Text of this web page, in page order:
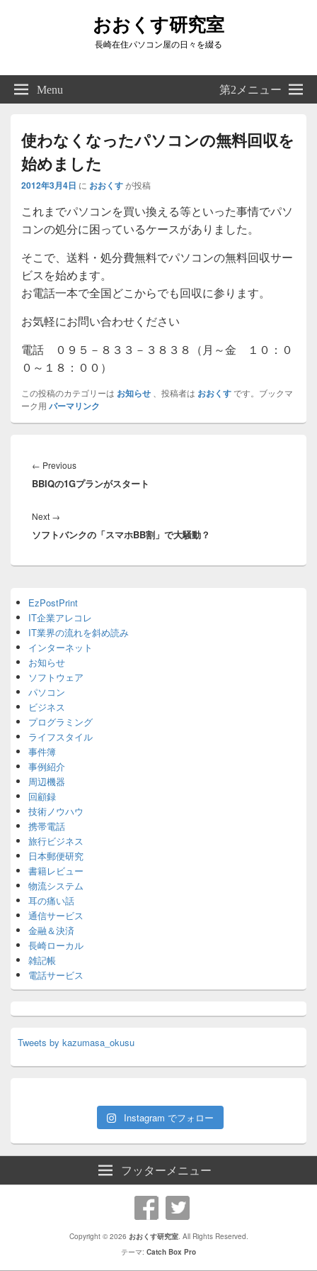
おおくす研究室
長崎在住パソコン屋の日々を綴る
Right
Sidebar
Widget
Menu 第2メニュー
使わなくなったパソコンの無料回収を
始めました
2012年3月4日 に おおくすが投稿
これまでパソコンを買い換える等といった事情でパソ
コンの処分に困っているケースがありました。
そこで、送料・処分費無料でパソコンの無料回収サー
ビスを始めます。
お電話一本で全国どこからでも回収に参ります。
お気軽にお問い合わせください
電話 ０９５－８３３－３８３８（月～金 １０：０
０～１８：００）
この投稿のカテゴリーは お知らせ 、投稿者は おおくすです。ブックマ
ーク用 パーマリンク
稿
ナ
ゲ
シ
← PreviousPrevious
post:
BBIQの1Gプランがスタート
Next →
post:
ソフトバンクの「スマホBB割」で大騒動？
Sidebar
Widget
Area
EzPostPrint
IT企業アレコレ
IT業界の流れを斜め読み
インターネット
お知らせ
ソフトウェア
パソコン
ビジネス
プログラミング
ライフスタイル
事件簿
事例紹介
周辺機器
回顧録
技術ノウハウ
携帯電話
旅行ビジネス
日本郵便研究
書籍レビュー
物流システム
耳の痛い話
通信サービス
金融＆決済
長崎ローカル
雑記帳
電話サービス
Tweets by kazumasa_okusu
Instagram でフォロー
フッターメニュー
Copyright © 2026 おおくす研究室. All Rights Reserved.
テーマ: Catch Box Pro